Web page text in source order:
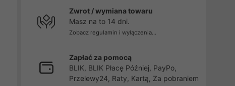
Zwrot / wymiana towaru
Masz na to 14 dni.
Zobacz regulamin i wyłączenia...
Zapłać za pomocą
BLIK, BLIK Płacę Później, PayPo,
Przelewy24, Raty, Kartą, Za pobraniem